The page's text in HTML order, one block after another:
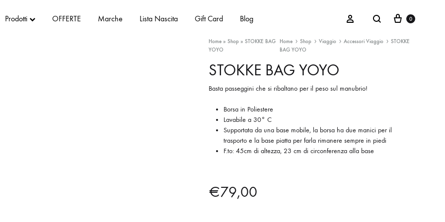
Prodotti OFFERTE Marche Lista Nascita Gift Card Blog Sign inSearch
Maschietti
Femminucce
Unisex
Cart
0
Home» Shop» STOKKE BAG
YOYO
Home Shop Viaggio Accessori Viaggio
STOKKE
BAG YOYO
STOKKE BAG YOYO
Basta passeggini che si ribaltano per il peso sul manubrio!
Borsa in Poliestere
Lavabile a 30° C
Supportata da una base mobile, la borsa ha due manici per il
trasporto e la base piatta per farla rimanere sempre in piedi
F.to: 45cm di altezza, 23 cm di circonferenza alla base
€79,00